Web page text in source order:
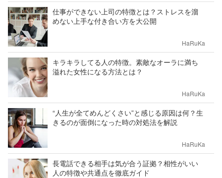
仕事ができない上司の特徴とは？ストレスを溜
めない上手な付き合い方を大公開
HaRuKa
キラキラしてる人の特徴。素敵なオーラに満ち
溢れた女性になる方法とは？
HaRuKa
“人生が全てめんどくさい”と感じる原因は何？生
きるのが面倒になった時の対処法を解説
HaRuKa
長電話できる相手は気が合う証拠？相性がいい
人の特徴や共通点を徹底ガイド